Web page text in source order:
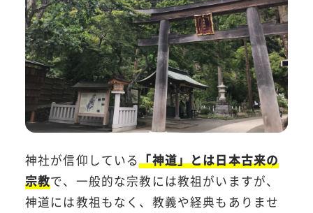
神社が信仰している「神道」とは日本古来の
宗教で、一般的な宗教には教祖がいますが、
神道には教祖もなく、教義や経典もありませ